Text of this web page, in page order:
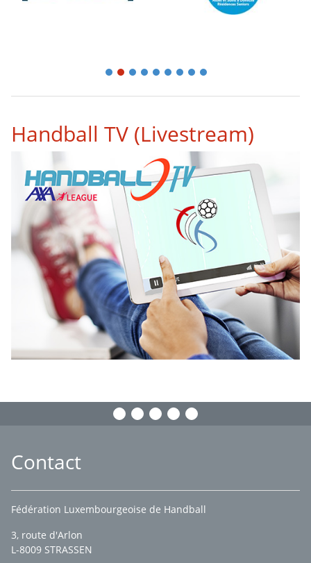
1 2 3 4 5 6 7 8 9
Handball TV (Livestream)
Contact
Fédération Luxembourgeoise de Handball
3, route d'Arlon
L-8009 STRASSEN